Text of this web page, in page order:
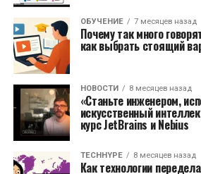
ОБУЧЕНИЕ 7 месяцев назад
Почему так много
как выбрать стоящий
НОВОСТИ 8 месяцев назад
«Станьте инженером,
искусственный
курс JetBrains и Nebius
TECHHYPE 8 месяцев назад
Как технологии